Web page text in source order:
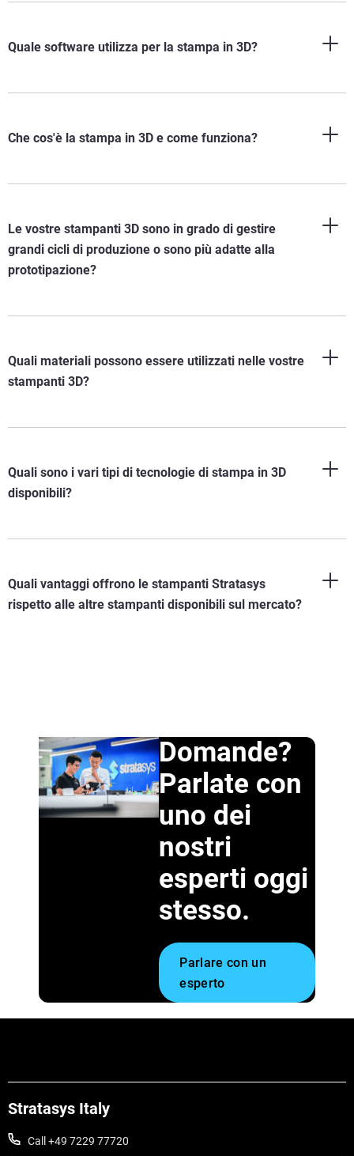
Quale software utilizza per la stampa in 3D?
Che cos'è la stampa in 3D e come funziona?
Le vostre stampanti 3D sono in grado di gestire
grandi cicli di produzione o sono più adatte alla
prototipazione?
Quali materiali possono essere utilizzati nelle vostre
stampanti 3D?
Quali sono i vari tipi di tecnologie di stampa in 3D
disponibili?
Quali vantaggi offrono le stampanti Stratasys
rispetto alle altre stampanti disponibili sul mercato?
Domande?
Parlate con
uno dei
nostri
esperti oggi
stesso.
Parlare con un
esperto
Stratasys Italy
Call +49 7229 77720